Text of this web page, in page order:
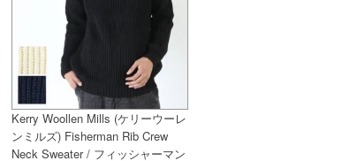
Kerry Woollen Mills (ケリーウーレ
ンミルズ) Fisherman Rib Crew
Neck Sweater / フィッシャーマン